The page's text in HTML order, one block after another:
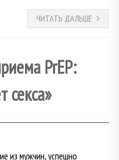
ЧИТАТЬ ДАЛЬШЕ
PrEP:
секса»
из мужчин, успешно